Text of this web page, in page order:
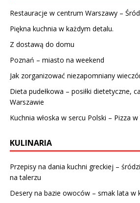
Restauracje w centrum Warszawy –
Piękna kuchnia w każdym detalu.
Z dostawą do domu
Poznań – miasto na weekend
Jak zorganizować niezapomniany
Dieta pudełkowa – posiłki dietetyczne,
Warszawie
Kuchnia włoska w sercu Polski – Pizza
KULINARIA
Przepisy na dania kuchni greckiej –
na talerzu
Desery na bazie owoców – smak lata w